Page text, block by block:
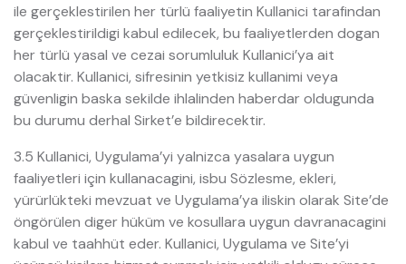
ile gerçeklestirilen her türlü faaliyetin Kullanici tarafindan
gerçeklestirildigi kabul edilecek, bu faaliyetlerden dogan
her türlü yasal ve cezai sorumluluk Kullanici’ya ait
olacaktir. Kullanici, sifresinin yetkisiz kullanimi veya
güvenligin baska sekilde ihlalinden haberdar oldugunda
bu durumu derhal Sirket’e bildirecektir.
3.5 Kullanici, Uygulama’yi yalnizca yasalara uygun
faaliyetleri için kullanacagini, isbu Sözlesme, ekleri,
yürürlükteki mevzuat ve Uygulama’ya iliskin olarak Site’de
öngörülen diger hüküm ve kosullara uygun davranacagini
kabul ve taahhüt eder. Kullanici, Uygulama ve Site’yi